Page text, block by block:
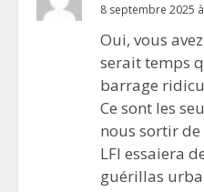
8 septembre 2025
Oui, vous
serait temps
barrage
Ce sont les
nous sortir de
LFI essaiera
guérillas